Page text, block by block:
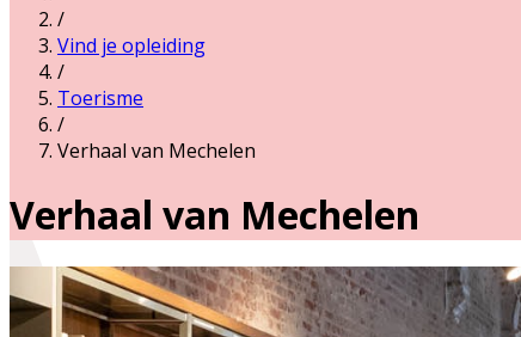
/
Vind je opleiding
/
Toerisme
/
Verhaal van Mechelen
Verhaal van Mechelen